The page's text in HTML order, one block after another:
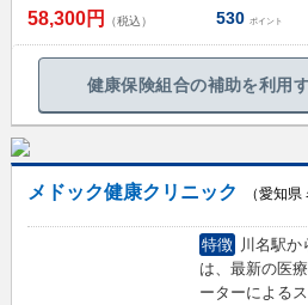
58,300円 （税込） 530 ポイント
健康保険組合の補助を利用
メドック健康クリニック
（愛知
特徴 川名駅か
は、最新の医
ーターによる